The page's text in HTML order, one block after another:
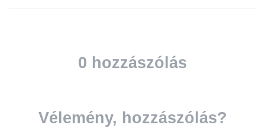
0 hozzászólás
Vélemény, hozzászólás?